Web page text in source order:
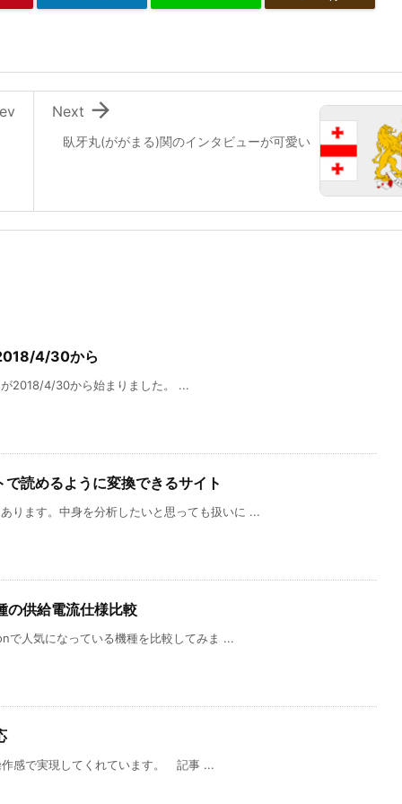
臥牙丸(ががまる)関のインタビューが可愛い

Next
4/30から
2018/4/30から始まりました。 ...
読めるように変換できるサイト
ります。中身を分析したいと思っても扱いに ...
供給電流仕様比較
で人気になっている機種を比較してみま ...
感で実現してくれています。 記事 ...